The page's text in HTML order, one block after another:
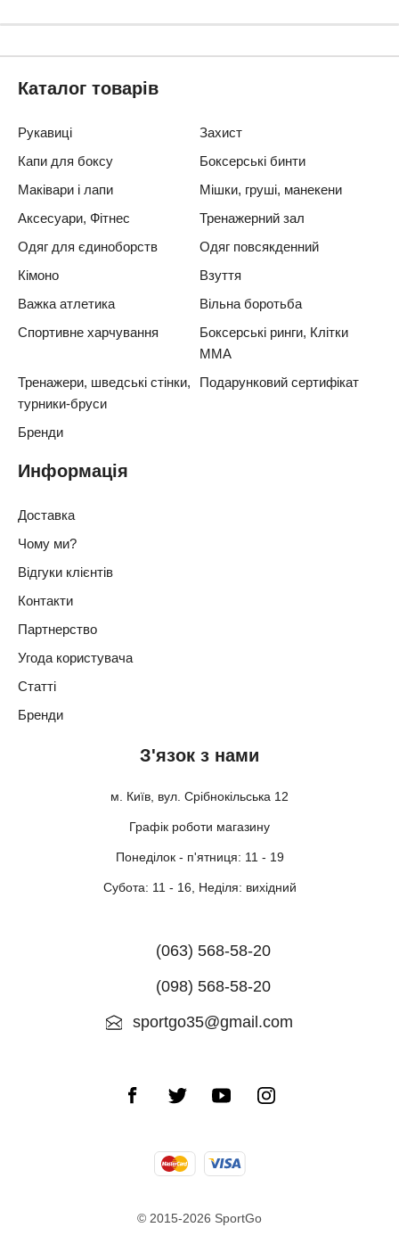
З'язок з нами
м. Київ, вул. Срібнокільська 12
Графік роботи магазину
Понеділок - п'ятниця: 11 - 19
Субота: 11 - 16, Неділя: вихідний
(063) 568-58-20
(098) 568-58-20
sportgo35@gmail.com
Каталог товарів
Рукавиці
Захист
Капи для боксу
Боксерські бинти
Маківари і лапи
Мішки, груші, манекени
Аксесуари, Фітнес
Тренажерний зал
Одяг для єдиноборств
Одяг повсякденний
Кімоно
Взуття
Важка атлетика
Вільна боротьба
Спортивне харчування
Боксерські ринги, Клітки
ММА
Тренажери, шведські стінки,
турники-бруси
Подарунковий сертифікат
Бренди
Информація
Доставка
Чому ми?
Відгуки клієнтів
Контакти
Партнерство
Угода користувача
Статті
Бренди
© 2015-2026 SportGo